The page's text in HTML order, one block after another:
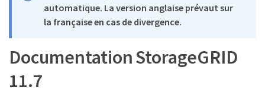
automatique. La version anglaise prévaut sur
la française en cas de divergence.
Documentation StorageGRID
11.7